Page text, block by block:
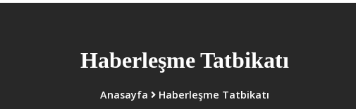
Haberleşme Tatbikatı
Anasayfa Haberleşme Tatbikatı